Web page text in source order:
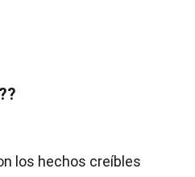
los hechos creíbles